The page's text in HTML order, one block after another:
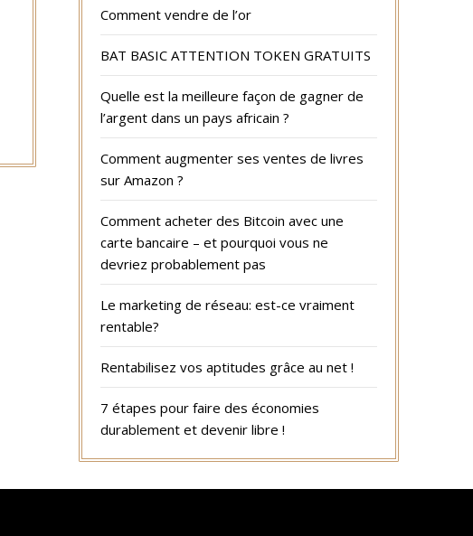
Comment vendre de l’or
BAT BASIC ATTENTION TOKEN GRATUITS
Quelle est la meilleure façon de gagner de
l’argent dans un pays africain ?
Comment augmenter ses ventes de livres
sur Amazon ?
Comment acheter des Bitcoin avec une
carte bancaire – et pourquoi vous ne
devriez probablement pas
Le marketing de réseau: est-ce vraiment
rentable?
Rentabilisez vos aptitudes grâce au net !
7 étapes pour faire des économies
durablement et devenir libre !